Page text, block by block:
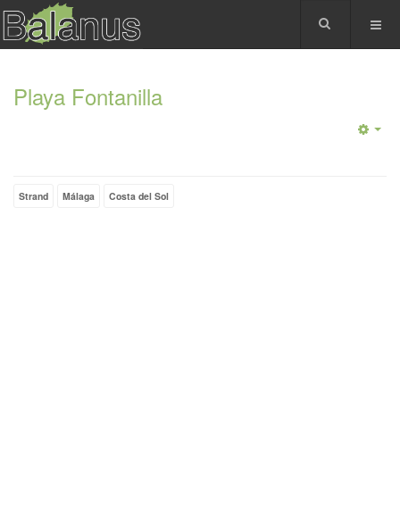
Playa Fontanilla
Strand Málaga Costa del Sol